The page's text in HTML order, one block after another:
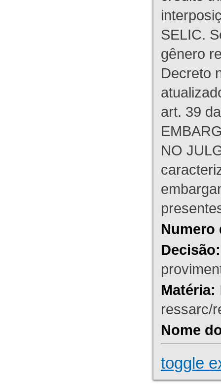
SELIC.
gênero
Decreto
art. 39
NO
Numero
Decisão:
Matéria:
ressarc/
Nome
toggle